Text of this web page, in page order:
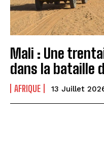
Mali : Une
dans la bataille
AFRIQUE 13 Juillet